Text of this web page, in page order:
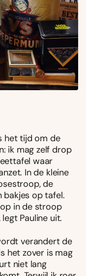
het tijd om de
ik mag zelf drop
waar
In de kleine
de
bakjes op tafel.
in de stroop
Pauline uit.
verandert de
het zover is mag
niet lang